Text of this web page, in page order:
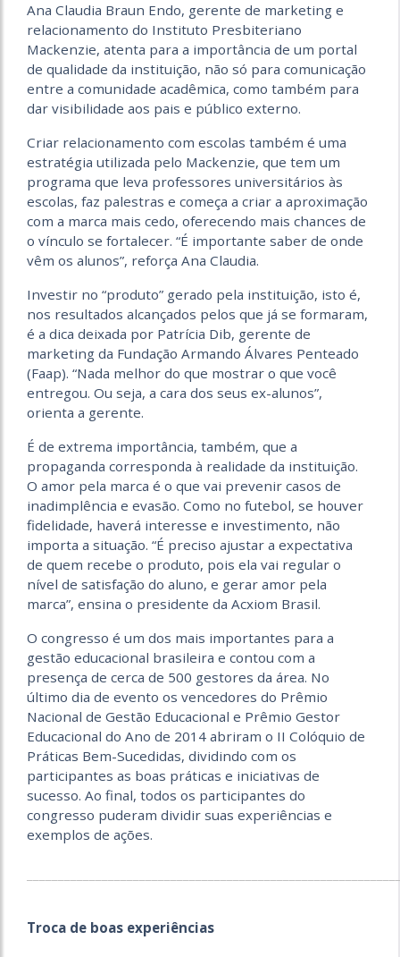
Ana Claudia Braun Endo, gerente de marketing e
relacionamento do Instituto Presbiteriano
Mackenzie, atenta para a importância de um portal
de qualidade da instituição, não só para comunicação
entre a comunidade acadêmica, como também para
dar visibilidade aos pais e público externo.
Criar relacionamento com escolas também é uma
estratégia utilizada pelo Mackenzie, que tem um
programa que leva professores universitários às
escolas, faz palestras e começa a criar a aproximação
com a marca mais cedo, oferecendo mais chances de
o vínculo se fortalecer. “É importante saber de onde
vêm os alunos”, reforça Ana Claudia.
Investir no “produto” gerado pela instituição, isto é,
nos resultados alcançados pelos que já se formaram,
é a dica deixada por Patrícia Dib, gerente de
marketing da Fundação Armando Álvares Penteado
(Faap). “Nada melhor do que mostrar o que você
entregou. Ou seja, a cara dos seus ex-alunos”,
orienta a gerente.
É de extrema importância, também, que a
propaganda corresponda à realidade da instituição.
O amor pela marca é o que vai prevenir casos de
inadimplência e evasão. Como no futebol, se houver
fidelidade, haverá interesse e investimento, não
importa a situação. “É preciso ajustar a expectativa
de quem recebe o produto, pois ela vai regular o
nível de satisfação do aluno, e gerar amor pela
marca”, ensina o presidente da Acxiom Brasil.
O congresso é um dos mais importantes para a
gestão educacional brasileira e contou com a
presença de cerca de 500 gestores da área. No
último dia de evento os vencedores do Prêmio
Nacional de Gestão Educacional e Prêmio Gestor
Educacional do Ano de 2014 abriram o II Colóquio de
Práticas Bem-Sucedidas, dividindo com os
participantes as boas práticas e iniciativas de
sucesso. Ao final, todos os participantes do
congresso puderam dividir suas expe­riências e
exemplos de ações.
Troca de boas experiências